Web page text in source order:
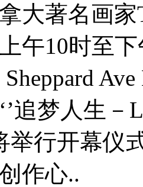
大著名画家
午10时至
追梦人生－
举行开幕仪
作心..